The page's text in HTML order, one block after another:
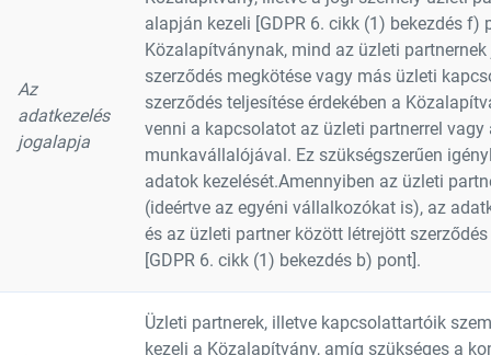
Az
adatkezelés
jogalapja
alapján kezeli [GDPR 6. cikk (1) bekezdés f)
Közalapítványnak, mind az üzleti partnernek
szerződés megkötése vagy más üzleti
szerződés teljesítése érdekében a
venni a kapcsolatot az üzleti partnerrel
munkavállalójával. Ez szükségszerűen
adatok kezelését.Amennyiben az üzleti
(ideértve az egyéni vállalkozókat is), az
és az üzleti partner között létrejött
[GDPR 6. cikk (1) bekezdés b) pont].
Üzleti partnerek, illetve kapcsolattartóik
kezeli a Közalapítvány, amíg szükséges a